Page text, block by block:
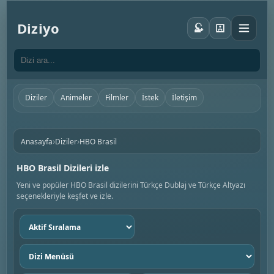
Diziyo
Diziler Animeler Filmler İstek İletişim
Anasayfa›Diziler›HBO Brasil
HBO Brasil Dizileri izle
Yeni ve popüler HBO Brasil dizilerini Türkçe Dublaj ve Türkçe Altyazı
seçenekleriyle keşfet ve izle.
Sıralama
seç
Dizi
menüsü